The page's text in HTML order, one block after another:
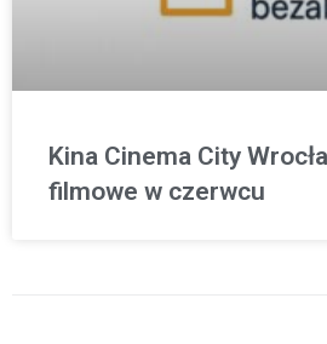
Kina Cinema City
filmowe w czerwcu